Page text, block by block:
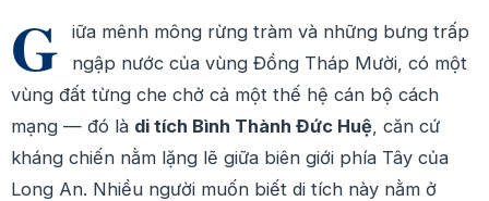
G
iữa mênh mông rừng tràm và những bưng trấp
ngập nước của vùng Đồng Tháp Mười, có một
vùng đất từng che chở cả một thế hệ cán bộ cách
mạng — đó là di tích Bình Thành Đức Huệ , căn cứ
kháng chiến nằm lặng lẽ giữa biên giới phía Tây của
Long An. Nhiều người muốn biết di tích này nằm ở